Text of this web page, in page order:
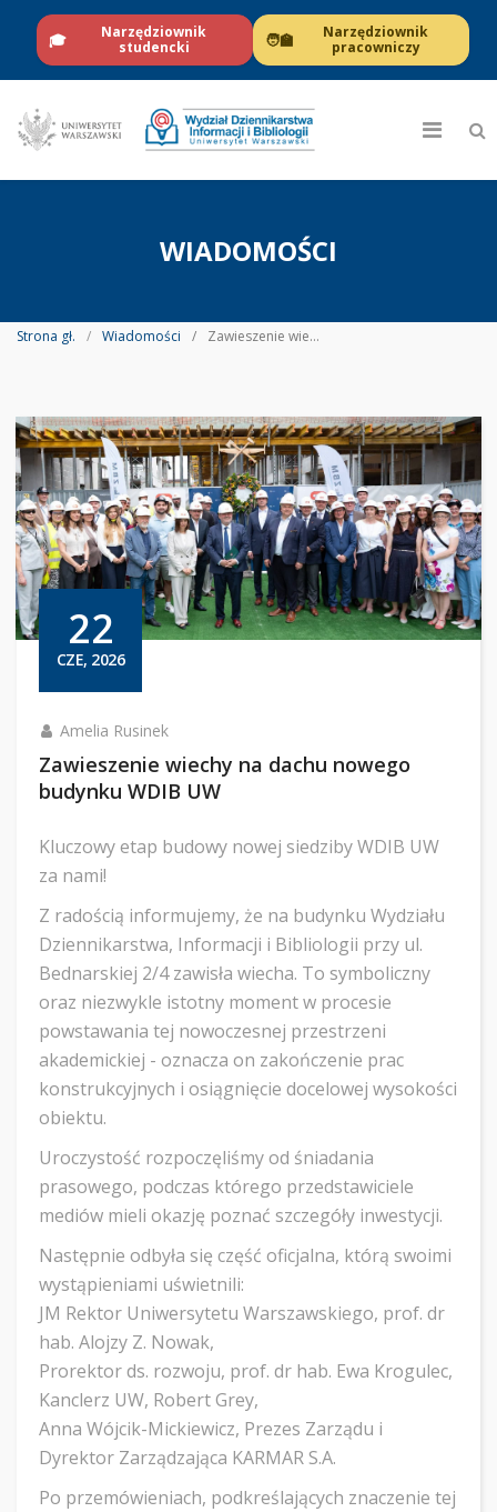
🎓
Narzędziownik
studencki
🧑‍🏫
Narzędziownik
pracowniczy
WIADOMOŚCI
Strona gł. Wiadomości Zawieszenie wiechy na dachu nowego budynku WDIB UW
22
CZE, 2026
Amelia Rusinek
Zawieszenie wiechy na dachu nowego
budynku WDIB UW
Kluczowy etap budowy nowej siedziby WDIB UW
za nami!
​Z radością informujemy, że na budynku Wydziału
Dziennikarstwa, Informacji i Bibliologii przy ul.
Bednarskiej 2/4 zawisła wiecha. To symboliczny
oraz niezwykle istotny moment w procesie
powstawania tej nowoczesnej przestrzeni
akademickiej - oznacza on zakończenie prac
konstrukcyjnych i osiągnięcie docelowej wysokości
obiektu.
​Uroczystość rozpoczęliśmy od śniadania
prasowego, podczas którego przedstawiciele
mediów mieli okazję poznać szczegóły inwestycji.
Następnie odbyła się część oficjalna, którą swoimi
wystąpieniami uświetnili:
​JM Rektor Uniwersytetu Warszawskiego, prof. dr
hab. Alojzy Z. Nowak,
​Prorektor ds. rozwoju, prof. dr hab. Ewa Krogulec,
​Kanclerz UW, Robert Grey,
​Anna Wójcik-Mickiewicz, Prezes Zarządu i
Dyrektor Zarządzająca KARMAR S.A.
​Po przemówieniach, podkreślających znaczenie tej